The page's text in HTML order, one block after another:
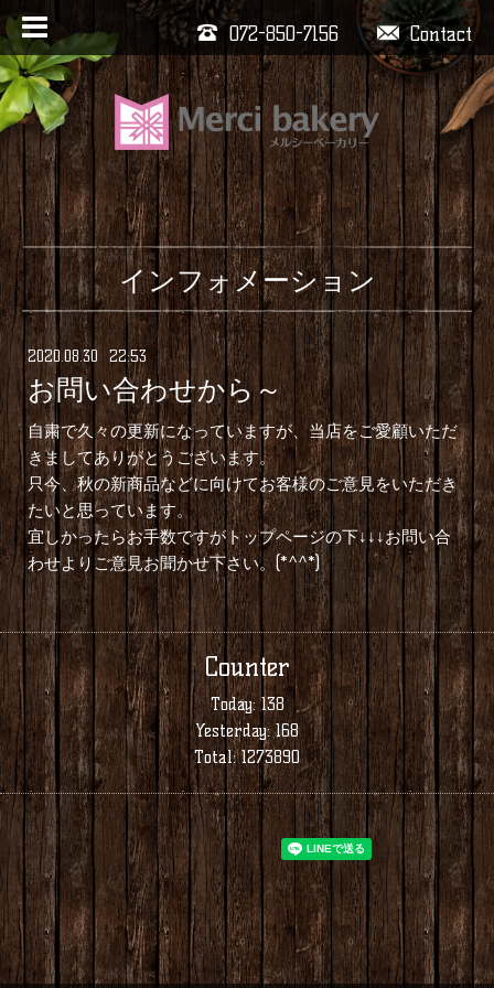
Contact
072-850-7156
インフォメーション
2020 08.30 22:53
お問い合わせから～
自粛で久々の更新になっていますが、当店をご愛顧いただ
きましてありがとうございます。
只今、秋の新商品などに向けてお客様のご意見をいただき
たいと思っています。
宜しかったらお手数ですがトップページの下↓↓↓お問い合
わせよりご意見お聞かせ下さい。(*^^*)
Counter
Today:138
Yesterday:168
Total:1273890